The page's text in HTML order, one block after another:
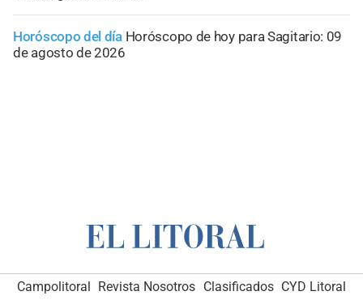
Horóscopo del día Horóscopo de hoy para Sagitario: 09
de agosto de 2026
Campolitoral Revista Nosotros Clasificados CYD Litoral